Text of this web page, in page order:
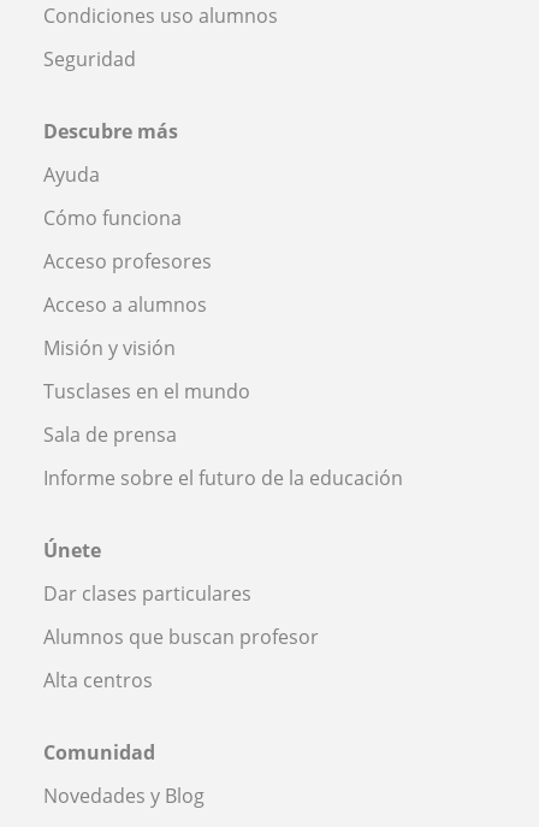
Condiciones uso alumnos
Seguridad
Descubre más
Ayuda
Cómo funciona
Acceso profesores
Acceso a alumnos
Misión y visión
Tusclases en el mundo
Sala de prensa
Informe sobre el futuro de la educación
Únete
Dar clases particulares
Alumnos que buscan profesor
Alta centros
Comunidad
Novedades y Blog